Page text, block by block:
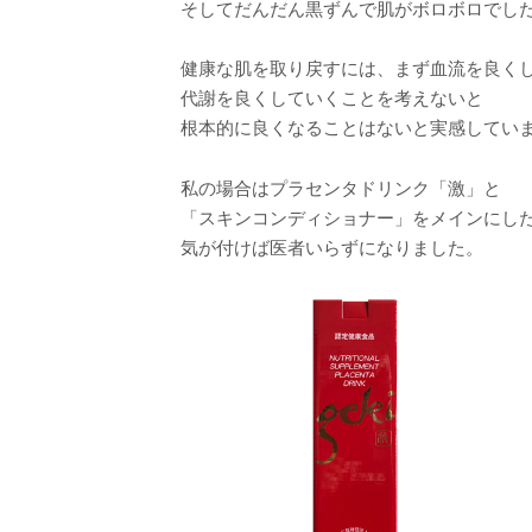
そしてだんだん黒ずんで肌がボロボロでした
健康な肌を取り戻すには、まず血流を良く
代謝を良くしていくことを考えないと
根本的に良くなることはないと実感していま
私の場合はプラセンタドリンク「激」と
「スキンコンディショナー」をメインにし
気が付けば医者いらずになりました。